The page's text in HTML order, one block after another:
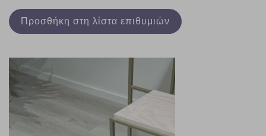
Προσθήκη στη λίστα επιθυμιών